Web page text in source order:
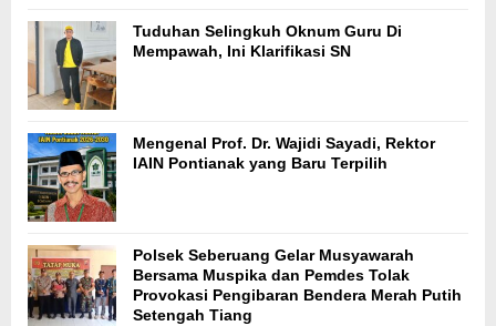
Tuduhan Selingkuh Oknum Guru Di
Mempawah, Ini Klarifikasi SN
Mengenal Prof. Dr. Wajidi Sayadi, Rektor
IAIN Pontianak yang Baru Terpilih
Polsek Seberuang Gelar Musyawarah
Bersama Muspika dan Pemdes Tolak
Provokasi Pengibaran Bendera Merah Putih
Setengah Tiang